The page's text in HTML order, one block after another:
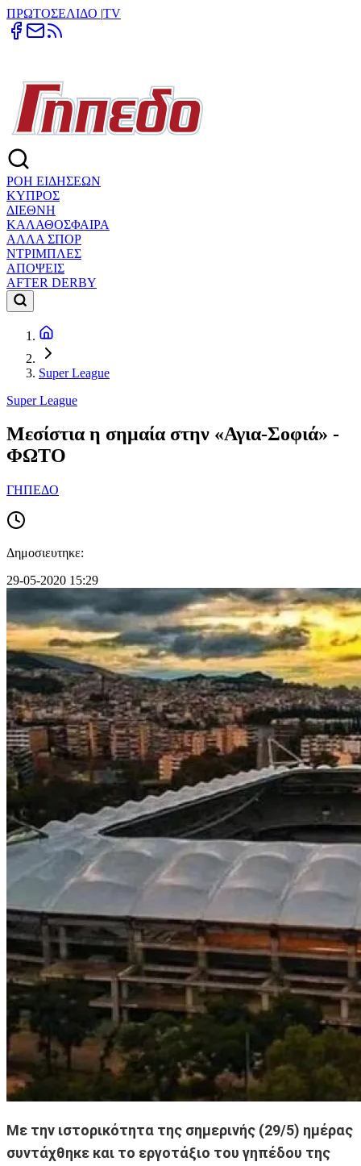
ΠΡΩΤΟΣΕΛΙΔΟ |TV
ΡΟΗ ΕΙΔΗΣΕΩΝ
ΚΥΠΡΟΣ
ΔΙΕΘΝΗ
ΚΑΛΑΘΟΣΦΑΙΡΑ
ΑΛΛΑ ΣΠΟΡ
ΝΤΡΙΜΠΛΕΣ
ΑΠΟΨΕΙΣ
AFTER DERBY
Super League
Super League
Μεσίστια η σημαία στην «Αγια-Σοφιά» -
ΦΩΤΟ
ΓΗΠΕΔΟ
Δημοσιευτηκε:
29-05-2020 15:29
Με την ιστορικότητα της σημερινής (29/5) ημέρας
συντάχθηκε και το εργοτάξιο του γηπέδου της